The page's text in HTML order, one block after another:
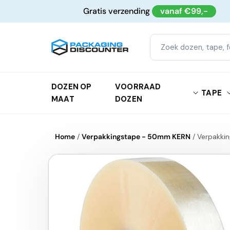
content
Gratis verzending vanaf €99,-
DOZEN OP
MAAT
VOORRAAD
DOZEN
TAPE
Home / Verpakkingstape - 50mm KERN /
Ga direct naar
productinformatie